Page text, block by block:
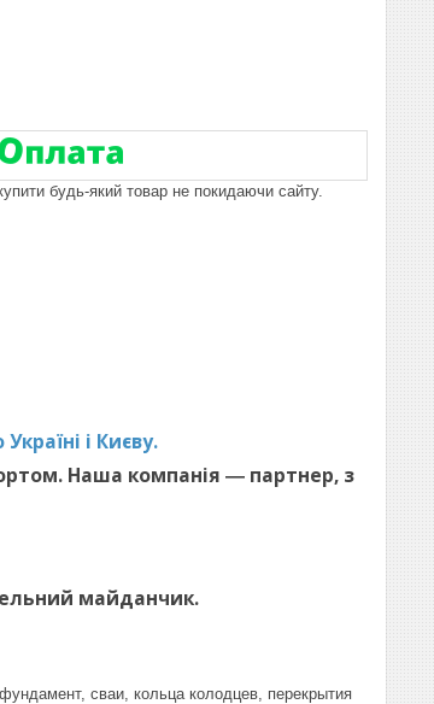
будь-який товар не покидаючи сайту.
і Києву.
Наша компанія ― партнер, з
майданчик.
сваи, кольца колодцев, перекрытия